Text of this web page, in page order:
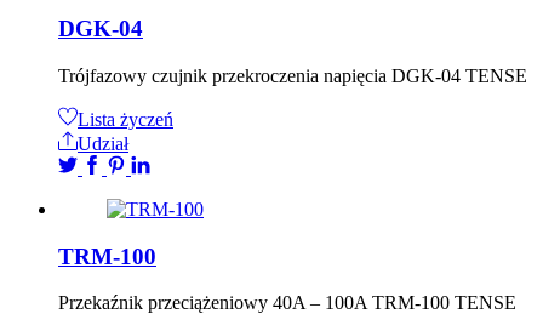
DGK-04
Trójfazowy czujnik przekroczenia napięcia DGK-04 TENSE
Lista życzeń
Udział
TRM-100
Przekaźnik przeciążeniowy 40A – 100A TRM-100 TENSE